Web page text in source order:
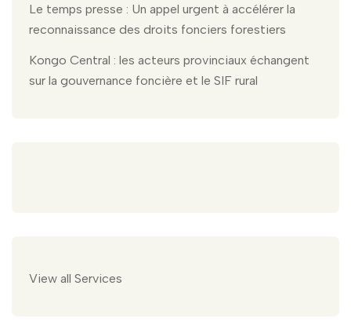
Le temps presse : Un appel urgent à accélérer la
reconnaissance des droits fonciers forestiers
Kongo Central : les acteurs provinciaux échangent
sur la gouvernance foncière et le SIF rural
View all Services